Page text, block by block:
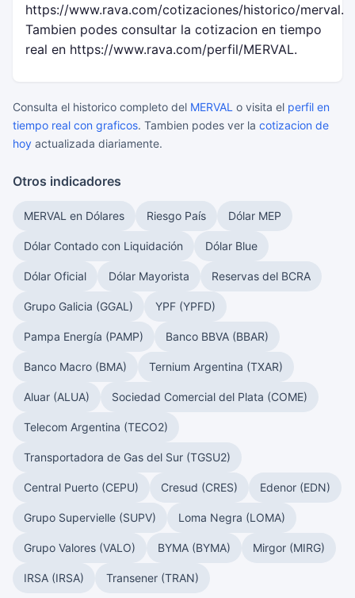
https://www.rava.com/cotizaciones/historico/merval.
Tambien podes consultar la cotizacion en tiempo
real en https://www.rava.com/perfil/MERVAL.
Consulta el historico completo del MERVAL o visita el perfil en
tiempo real con graficos. Tambien podes ver la cotizacion de
hoy actualizada diariamente.
Otros indicadores
MERVAL en Dólares Riesgo País Dólar MEP
Dólar Contado con Liquidación Dólar Blue
Dólar Oficial Dólar Mayorista Reservas del BCRA
Grupo Galicia (GGAL) YPF (YPFD)
Pampa Energía (PAMP) Banco BBVA (BBAR)
Banco Macro (BMA) Ternium Argentina (TXAR)
Aluar (ALUA) Sociedad Comercial del Plata (COME)
Telecom Argentina (TECO2)
Transportadora de Gas del Sur (TGSU2)
Central Puerto (CEPU) Cresud (CRES) Edenor (EDN)
Grupo Supervielle (SUPV) Loma Negra (LOMA)
Grupo Valores (VALO) BYMA (BYMA) Mirgor (MIRG)
IRSA (IRSA) Transener (TRAN)